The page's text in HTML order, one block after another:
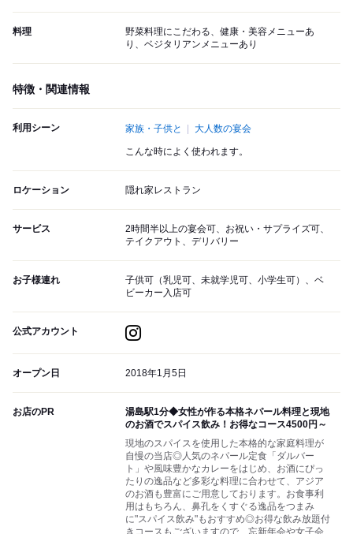
料理
野菜料理にこだわる、健康・美容メニューあ
り、ベジタリアンメニューあり
特徴・関連情報
利用シーン 家族・子供と 大人数の宴会
こんな時によく使われます。
ロケーション 隠れ家レストラン
サービス
2時間半以上の宴会可、お祝い・サプライズ可、
テイクアウト、デリバリー
お子様連れ
子供可（乳児可、未就学児可、小学生可）、ベ
ビーカー入店可
公式アカウント
オープン日 2018年1月5日
お店のPR
湯島駅1分◆女性が作る本格ネパール料理と現地
のお酒でスパイス飲み！お得なコース4500円～
現地のスパイスを使用した本格的な家庭料理が
自慢の当店◎人気のネパール定食「ダルバー
ト」や風味豊かなカレーをはじめ、お酒にぴっ
たりの逸品など多彩な料理に合わせて、アジア
のお酒も豊富にご用意しております。お食事利
用はもちろん、鼻孔をくすぐる逸品をつまみ
に"スパイス飲み"もおすすめ◎お得な飲み放題付